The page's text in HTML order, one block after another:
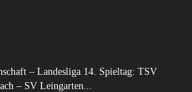
– Landesliga 14. Spieltag: TSV
– SV Leingarten...